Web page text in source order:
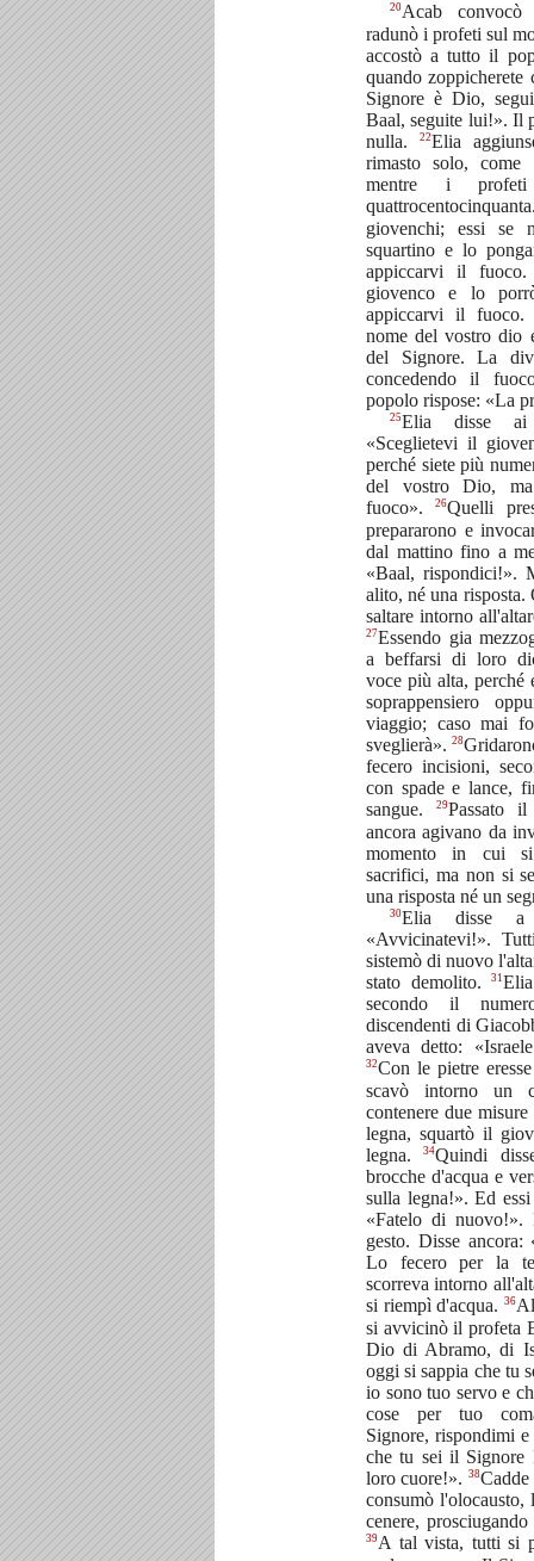
20Acab
radunò i profeti sul
accostò a tutto il
quando
Signore è Dio,
Baal, seguite lui!». Il
nulla.22Elia
rimasto solo, come
mentre i
giovenchi; essi se
squartino e lo
appiccarvi il
giovenco e lo
appiccarvi il
nome del vostro dio
del Signore. La
concedendo il
popolo rispose: «La
25Elia disse
«Sceglietevi il
perché siete più
del vostro Dio,
fuoco».26Quelli
prepararono e
dal mattino fino a
«Baal, rispondici!».
alito, né una
saltare intorno
27Essendo gia
a beffarsi di loro
voce più alta,
soprappensiero
viaggio; caso mai
sveglierà».28
fecero incisioni,
con spade e lance,
sangue.
29Passato
ancora agivano da
momento in cui
sacrifici, ma non si
una risposta né un
30Elia disse
«Avvicinatevi!».
sistemò di nuovo
stato demolito.31
secondo il
discendenti di
aveva detto:
32Con le pietre
scavò intorno un
contenere due
legna, squartò il
legna.34Quindi
brocche d'acqua e
sulla legna!». Ed
«Fatelo di nuovo!».
gesto. Disse
Lo fecero per la
scorreva intorno
si riempì d'acqua. 36
si avvicinò il profeta
Dio di Abramo, di
oggi si sappia che tu
io sono tuo servo e
cose per tuo
Signore, rispondimi
che tu sei il
loro cuore!». 38
consumò l'olocausto,
cenere,
39A tal vista, tutti si